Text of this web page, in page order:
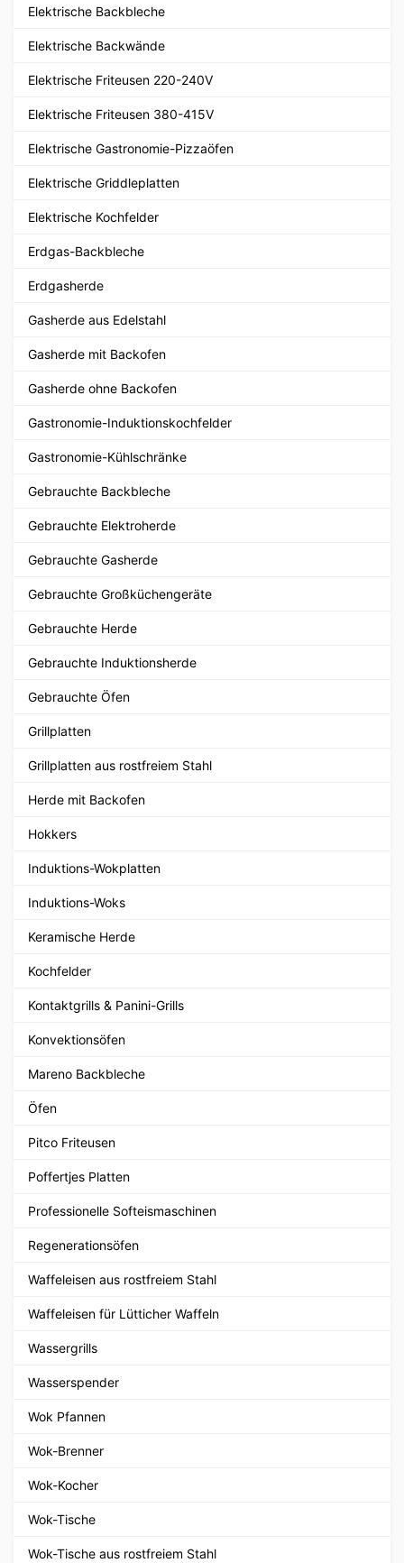
Elektrische Backbleche
Elektrische Backwände
Elektrische Friteusen 220-240V
Elektrische Friteusen 380-415V
Elektrische Gastronomie-Pizzaöfen
Elektrische Griddleplatten
Elektrische Kochfelder
Erdgas-Backbleche
Erdgasherde
Gasherde aus Edelstahl
Gasherde mit Backofen
Gasherde ohne Backofen
Gastronomie-Induktionskochfelder
Gastronomie-Kühlschränke
Gebrauchte Backbleche
Gebrauchte Elektroherde
Gebrauchte Gasherde
Gebrauchte Großküchengeräte
Gebrauchte Herde
Gebrauchte Induktionsherde
Gebrauchte Öfen
Grillplatten
Grillplatten aus rostfreiem Stahl
Herde mit Backofen
Hokkers
Induktions-Wokplatten
Induktions-Woks
Keramische Herde
Kochfelder
Kontaktgrills & Panini-Grills
Konvektionsöfen
Mareno Backbleche
Öfen
Pitco Friteusen
Poffertjes Platten
Professionelle Softeismaschinen
Regenerationsöfen
Waffeleisen aus rostfreiem Stahl
Waffeleisen für Lütticher Waffeln
Wassergrills
Wasserspender
Wok Pfannen
Wok-Brenner
Wok-Kocher
Wok-Tische
Wok-Tische aus rostfreiem Stahl